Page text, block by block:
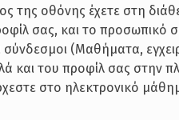
της οθόνης έχετε στη
σας, και το προσωπικό
(Μαθήματα,
και του προφίλ σας στην
στο ηλεκτρονικό